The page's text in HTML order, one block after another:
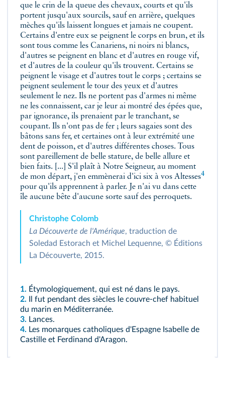
que le crin de la queue des chevaux, courts et qu'ils
portent jusqu'aux sourcils, sauf en arrière, quelques
mèches qu'ils laissent longues et jamais ne coupent.
Certains d'entre eux se peignent le corps en brun, et ils
sont tous comme les Canariens, ni noirs ni blancs,
d'autres se peignent en blanc et d'autres en rouge vif,
et d'autres de la couleur qu'ils trouvent. Certains se
peignent le visage et d'autres tout le corps ; certains se
peignent seulement le tour des yeux et d'autres
seulement le nez. Ils ne portent pas d'armes ni même
ne les connaissent, car je leur ai montré des épées que,
par ignorance, ils prenaient par le tranchant, se
coupant. Ils n'ont pas de fer ; leurs sagaies sont des
bâtons sans fer, et certaines ont à leur extrémité une
dent de poisson, et d'autres différentes choses. Tous
sont pareillement de belle stature, de belle allure et
bien faits. [...] S'il plaît à Notre Seigneur, au moment
de mon départ, j'en emmènerai d'ici six à vos Altesses4
pour qu'ils apprennent à parler. Je n'ai vu dans cette
île aucune bête d'aucune sorte sauf des perroquets.
Christophe Colomb
La Découverte de l'Amérique, traduction de
Soledad Estorach et Michel Lequenne, © Éditions
La Découverte, 2015.
1. Étymologiquement, qui est né dans le pays.
2.
Il fut pendant des siècles le couvre‑chef habituel
du marin en Méditerranée.
3. Lances.
4. Les monarques catholiques d'Espagne Isabelle de
Castille et Ferdinand d'Aragon.